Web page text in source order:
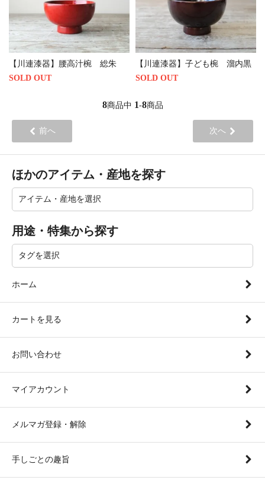
毎日の食卓で安心して使っていただける、実用的な漆のう
つわです。
私たちも、日常的に使っていただける本物の漆のうつわを
暮らしに取りいれていただきたいという思いで、川連漆器
をご紹介しています。
ありますので、
【川連漆器】腰高汁椀 総朱
SOLD OUT
【川連漆器】子ども椀 溜内黒
SOLD OUT
8商品中 1-8商品
前へ 次へ
ほかのアイテム・産地を探す
用途・特集から探す
ホーム
カートを見る
お問い合わせ
マイアカウント
メルマガ登録・解除
手しごとの趣旨